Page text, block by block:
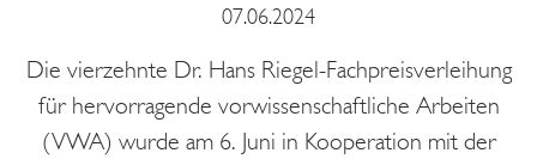
07.06.2024
Die vierzehnte Dr. Hans Riegel-Fachpreisverleihung
für hervorragende vorwissenschaftliche Arbeiten
(VWA) wurde am 6. Juni in Kooperation mit der